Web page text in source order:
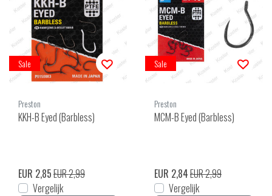
Sale
Preston
KKH-B Eyed (Barbless)
EUR 2,85EUR 2,99
Vergelijk
Sale
Preston
MCM-B Eyed (Barbless)
EUR 2,84EUR 2,99
Vergelijk